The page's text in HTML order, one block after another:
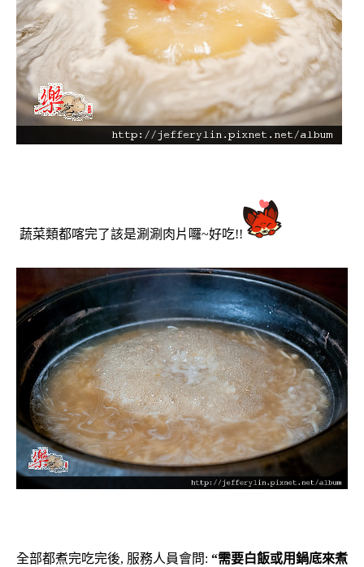
蔬菜類都喀完了該是涮涮肉片囉~好吃!!
全部都煮完吃完後, 服務人員會問: “需要白飯或用鍋底來煮